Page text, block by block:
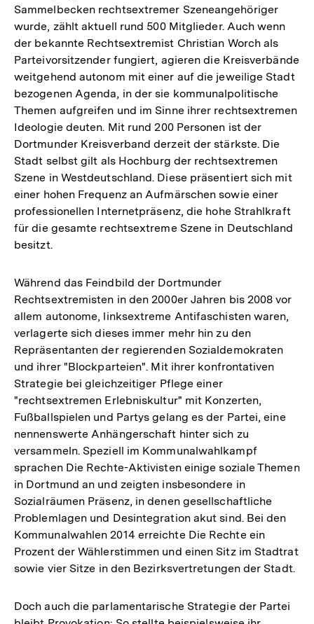
Sammelbecken rechtsextremer Szeneangehöriger
wurde, zählt aktuell rund 500 Mitglieder. Auch wenn
der bekannte Rechtsextremist Christian Worch als
Parteivorsitzender fungiert, agieren die Kreisverbände
weitgehend autonom mit einer auf die jeweilige Stadt
bezogenen Agenda, in der sie kommunalpolitische
Themen aufgreifen und im Sinne ihrer rechtsextremen
Ideologie deuten. Mit rund 200 Personen ist der
Dortmunder Kreisverband derzeit der stärkste. Die
Stadt selbst gilt als Hochburg der rechtsextremen
Szene in Westdeutschland. Diese präsentiert sich mit
einer hohen Frequenz an Aufmärschen sowie einer
professionellen Internetpräsenz, die hohe Strahlkraft
für die gesamte rechtsextreme Szene in Deutschland
besitzt.
Während das Feindbild der Dortmunder
Rechtsextremisten in den 2000er Jahren bis 2008 vor
allem autonome, linksextreme Antifaschisten waren,
verlagerte sich dieses immer mehr hin zu den
Repräsentanten der regierenden Sozialdemokraten
und ihrer "Blockparteien". Mit ihrer konfrontativen
Strategie bei gleichzeitiger Pflege einer
"rechtsextremen Erlebniskultur" mit Konzerten,
Fußballspielen und Partys gelang es der Partei, eine
nennenswerte Anhängerschaft hinter sich zu
versammeln. Speziell im Kommunalwahlkampf
sprachen Die Rechte-Aktivisten einige soziale Themen
in Dortmund an und zeigten insbesondere in
Sozialräumen Präsenz, in denen gesellschaftliche
Problemlagen und Desintegration akut sind. Bei den
Kommunalwahlen 2014 erreichte Die Rechte ein
Prozent der Wählerstimmen und einen Sitz im Stadtrat
sowie vier Sitze in den Bezirksvertretungen der Stadt.
Doch auch die parlamentarische Strategie der Partei